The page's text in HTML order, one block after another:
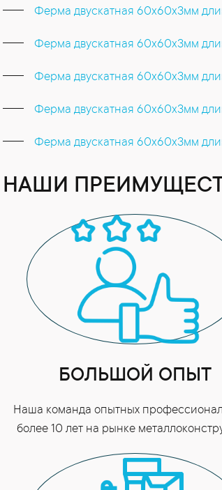
Ферма двускатная 60x60x3мм
Ферма двускатная 60x60x3мм
Ферма двускатная 60x60x3мм
Ферма двускатная 60x60x3мм
Ферма двускатная 60x60x3мм
НАШИ
БОЛЬШОЙ ОПЫТ
Наша команда опытных
более 10 лет на рынке